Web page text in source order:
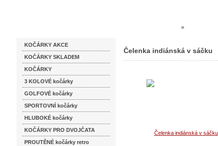
KOČÁRKY AKCE
KOČÁRKY SKLADEM
KOČÁRKY
3 KOLOVÉ kočárky
GOLFOVÉ kočárky
SPORTOVNÍ kočárky
HLUBOKÉ kočárky
KOČÁRKY PRO DVOJČATA
PROUTĚNÉ kočárky retro
»
sáčku
Čelenka indiánská v sáčku